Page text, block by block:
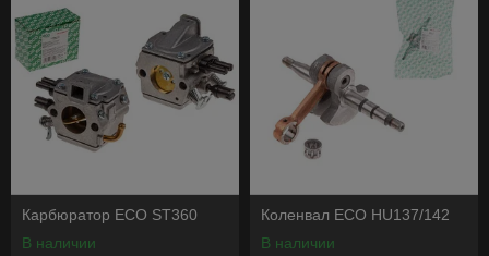
Карбюратор ECO ST360
В наличии
Коленвал ECO HU137/142
В наличии